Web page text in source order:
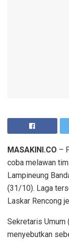
MASAKINI.CO –
coba melawan
Lampineung
(31/10). Laga
Laskar Rencong
Sekretaris Umum
menyebutkan